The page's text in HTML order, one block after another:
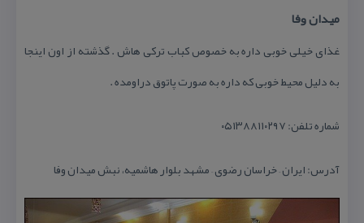
میدان وفا
غذای خیلی خوبی داره به خصوص كباب تركی هاش . گذشته از اون اینجا
به دلیل محیط خوبی كه داره به صورت پاتوق دراومده .
شماره تلفن: ۰۵۱۳۸۸۱۱۰۲۹۷
آدرس: ایران – خراسان رضوی – مشهد بلوار هاشمیه، نبش میدان وفا